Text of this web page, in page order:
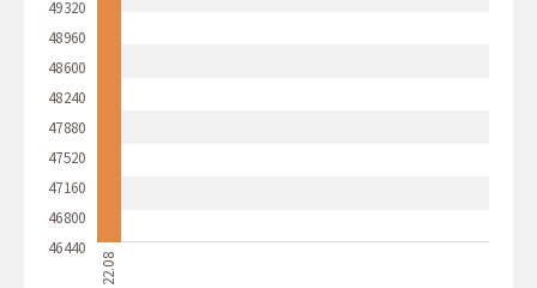
49320
48960
48600
48240
47880
47520
47160
46800
46440
22.08